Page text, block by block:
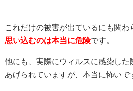
これだけの被害が出ているにも関わ
思い込むのは本当に危険です。
他にも、実際にウィルスに感染した
あげられていますが、本当に怖いで